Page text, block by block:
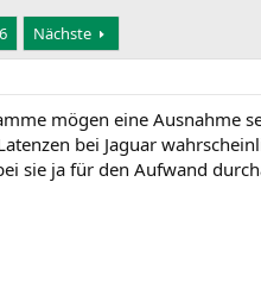
Nächste
mögen eine Ausnahme
bei Jaguar
sie ja für den Aufwand